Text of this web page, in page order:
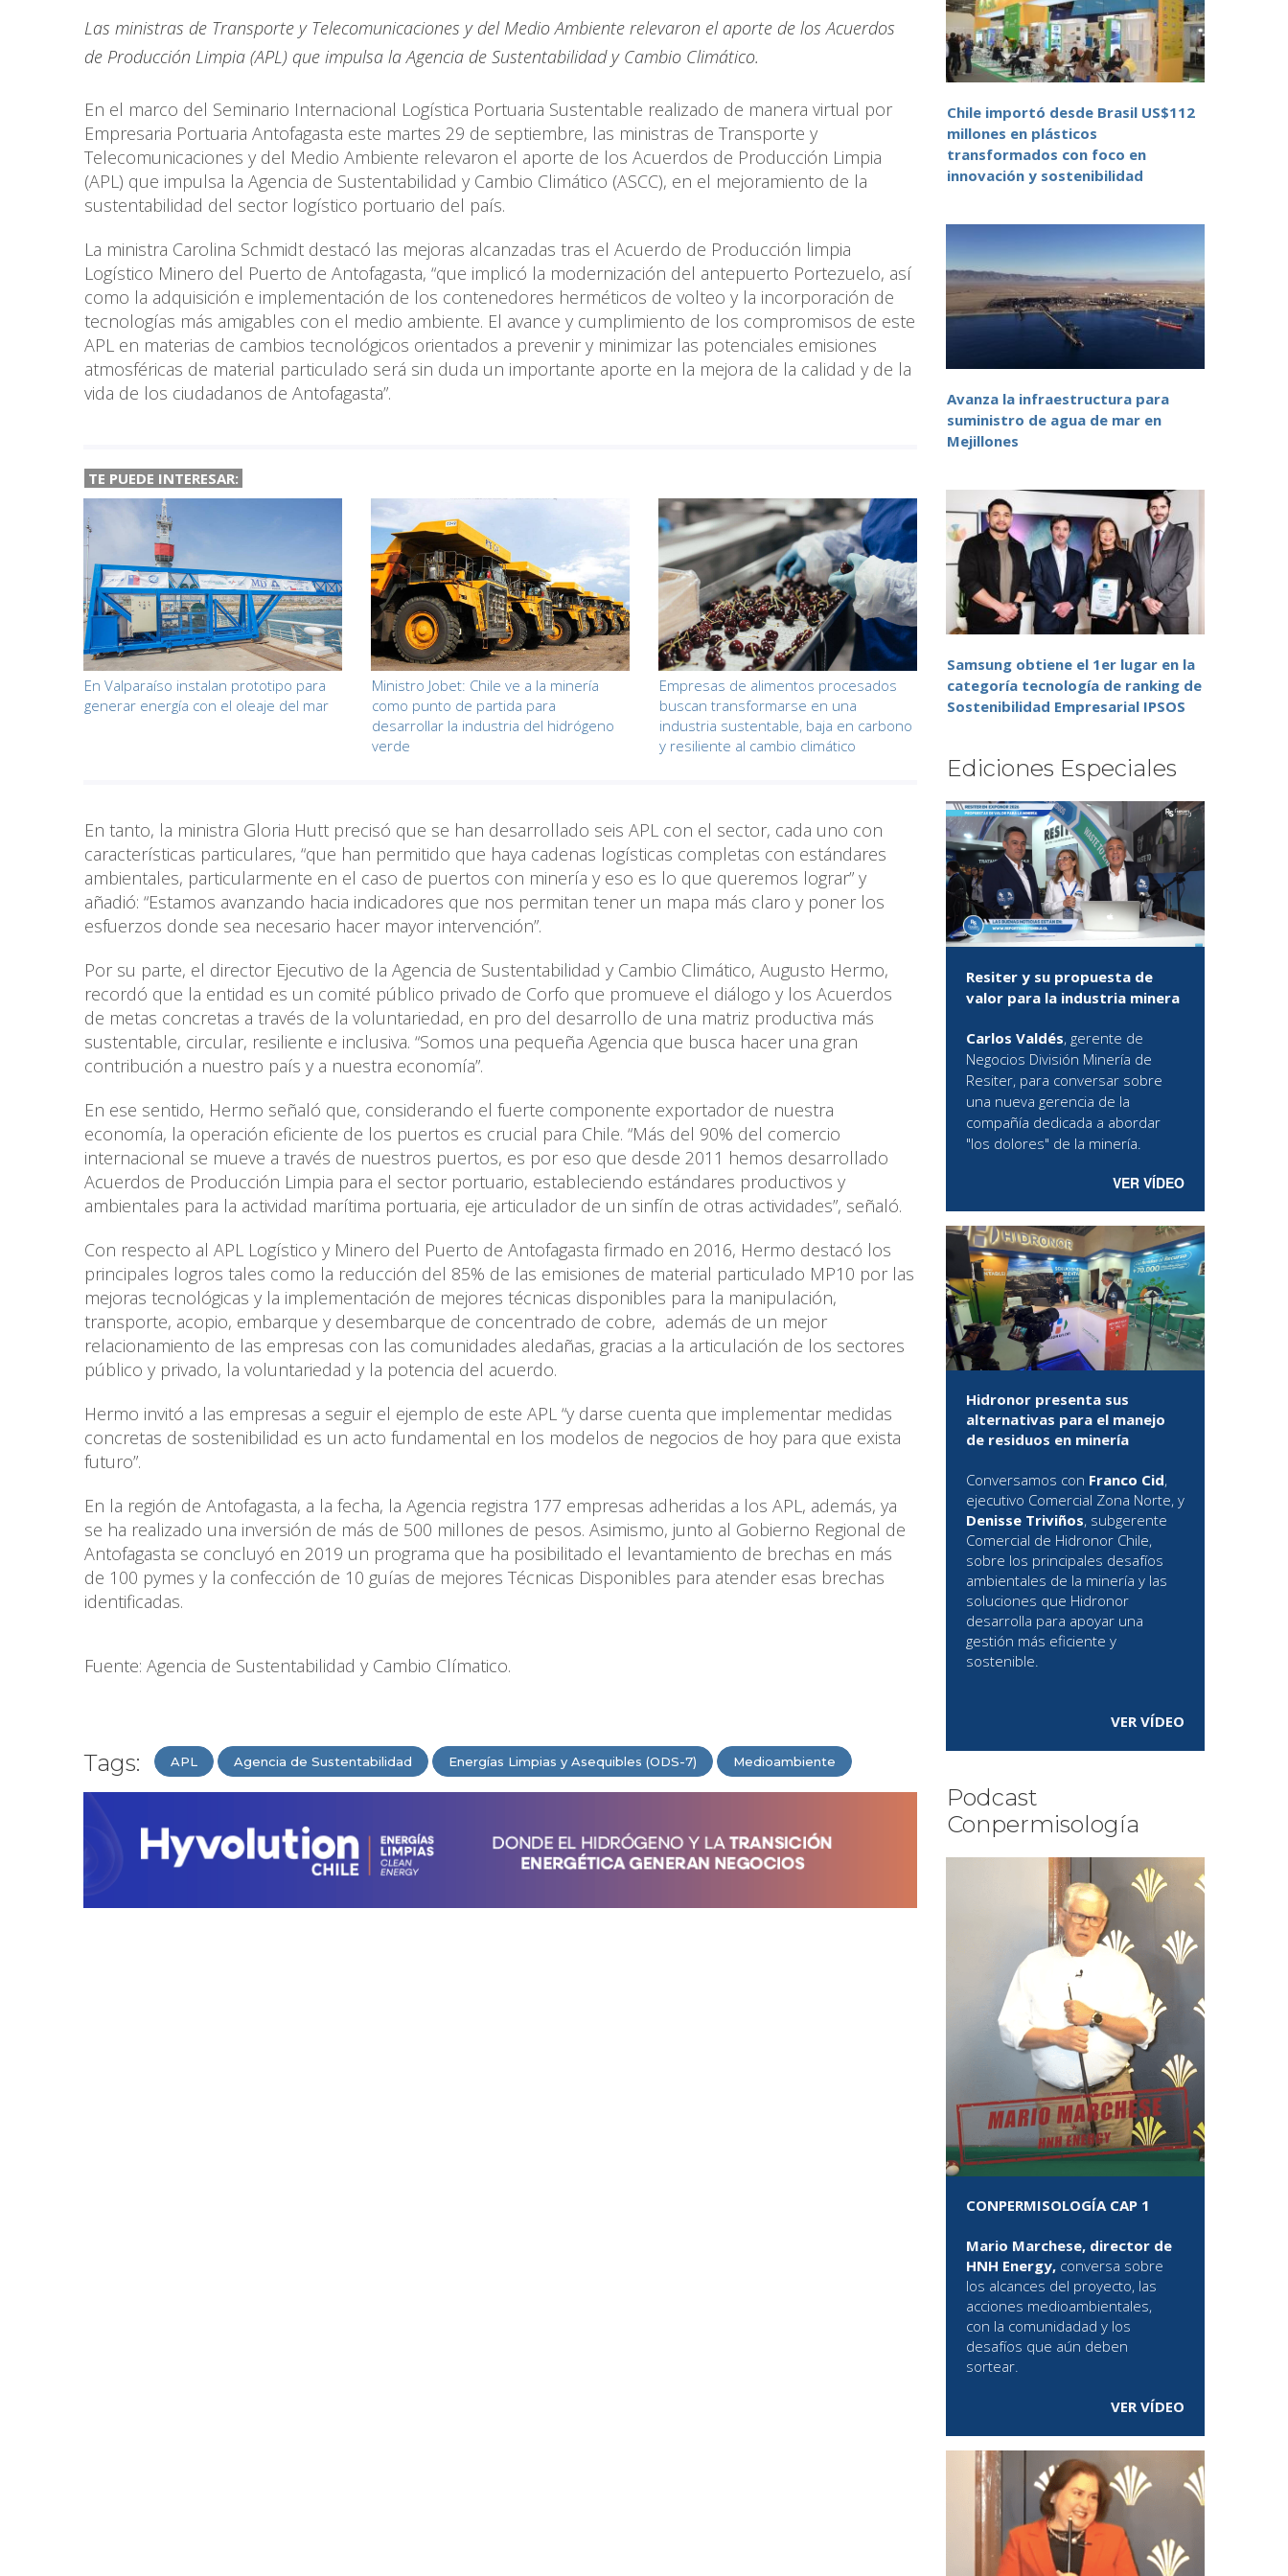
Las ministras de Transporte y Telecomunicaciones y del Medio Ambiente relevaron el aporte de los Acuerdos
de Producción Limpia (APL) que impulsa la Agencia de Sustentabilidad y Cambio Climático.
En el marco del Seminario Internacional Logística Portuaria Sustentable realizado de manera virtual por
Empresaria Portuaria Antofagasta este martes 29 de septiembre, las ministras de Transporte y
Telecomunicaciones y del Medio Ambiente relevaron el aporte de los Acuerdos de Producción Limpia
(APL) que impulsa la Agencia de Sustentabilidad y Cambio Climático (ASCC), en el mejoramiento de la
sustentabilidad del sector logístico portuario del país.
La ministra Carolina Schmidt destacó las mejoras alcanzadas tras el Acuerdo de Producción limpia
Logístico Minero del Puerto de Antofagasta, “que implicó la modernización del antepuerto Portezuelo, así
como la adquisición e implementación de los contenedores herméticos de volteo y la incorporación de
tecnologías más amigables con el medio ambiente. El avance y cumplimiento de los compromisos de este
APL en materias de cambios tecnológicos orientados a prevenir y minimizar las potenciales emisiones
atmosféricas de material particulado será sin duda un importante aporte en la mejora de la calidad y de la
vida de los ciudadanos de Antofagasta”.
TE PUEDE INTERESAR:
En Valparaíso instalan prototipo para
generar energía con el oleaje del mar
Ministro Jobet: Chile ve a la minería
como punto de partida para
desarrollar la industria del hidrógeno
verde
Empresas de alimentos procesados
buscan transformarse en una
industria sustentable, baja en carbono
y resiliente al cambio climático
En tanto, la ministra Gloria Hutt precisó que se han desarrollado seis APL con el sector, cada uno con
características particulares, “que han permitido que haya cadenas logísticas completas con estándares
ambientales, particularmente en el caso de puertos con minería y eso es lo que queremos lograr” y
añadió: “Estamos avanzando hacia indicadores que nos permitan tener un mapa más claro y poner los
esfuerzos donde sea necesario hacer mayor intervención”.
Por su parte, el director Ejecutivo de la Agencia de Sustentabilidad y Cambio Climático, Augusto Hermo,
recordó que la entidad es un comité público privado de Corfo que promueve el diálogo y los Acuerdos
de metas concretas a través de la voluntariedad, en pro del desarrollo de una matriz productiva más
sustentable, circular, resiliente e inclusiva. “Somos una pequeña Agencia que busca hacer una gran
contribución a nuestro país y a nuestra economía”.
En ese sentido, Hermo señaló que, considerando el fuerte componente exportador de nuestra
economía, la operación eficiente de los puertos es crucial para Chile. “Más del 90% del comercio
internacional se mueve a través de nuestros puertos, es por eso que desde 2011 hemos desarrollado
Acuerdos de Producción Limpia para el sector portuario, estableciendo estándares productivos y
ambientales para la actividad marítima portuaria, eje articulador de un sinfín de otras actividades”, señaló.
Con respecto al APL Logístico y Minero del Puerto de Antofagasta firmado en 2016, Hermo destacó los
principales logros tales como la reducción del 85% de las emisiones de material particulado MP10 por las
mejoras tecnológicas y la implementación de mejores técnicas disponibles para la manipulación,
transporte, acopio, embarque y desembarque de concentrado de cobre, además de un mejor
relacionamiento de las empresas con las comunidades aledañas, gracias a la articulación de los sectores
público y privado, la voluntariedad y la potencia del acuerdo.
Hermo invitó a las empresas a seguir el ejemplo de este APL “y darse cuenta que implementar medidas
concretas de sostenibilidad es un acto fundamental en los modelos de negocios de hoy para que exista
futuro”.
En la región de Antofagasta, a la fecha, la Agencia registra 177 empresas adheridas a los APL, además, ya
se ha realizado una inversión de más de 500 millones de pesos. Asimismo, junto al Gobierno Regional de
Antofagasta se concluyó en 2019 un programa que ha posibilitado el levantamiento de brechas en más
de 100 pymes y la confección de 10 guías de mejores Técnicas Disponibles para atender esas brechas
identificadas.
Fuente: Agencia de Sustentabilidad y Cambio Clímatico.
Tags: APL Agencia de Sustentabilidad Energías Limpias y Asequibles (ODS-7) Medioambiente
Chile importó desde Brasil US$112
millones en plásticos
transformados con foco en
innovación y sostenibilidad
Avanza la infraestructura para
suministro de agua de mar en
Mejillones
Samsung obtiene el 1er lugar en la
categoría tecnología de ranking de
Sostenibilidad Empresarial IPSOS
Ediciones Especiales
Resiter y su propuesta de
valor para la industria minera
Carlos Valdés, gerente de
Negocios División Minería de
Resiter, para conversar sobre
una nueva gerencia de la
compañía dedicada a abordar
"los dolores" de la minería.
VER VÍDEO
Hidronor presenta sus
alternativas para el manejo
de residuos en minería
Conversamos con Franco Cid,
ejecutivo Comercial Zona Norte, y
Denisse Triviños, subgerente
Comercial de Hidronor Chile,
sobre los principales desafíos
ambientales de la minería y las
soluciones que Hidronor
desarrolla para apoyar una
gestión más eficiente y
sostenible.
VER VÍDEO
Podcast
Conpermisología
CONPERMISOLOGÍA CAP 1
Mario Marchese, director de
HNH Energy, conversa sobre
los alcances del proyecto, las
acciones medioambientales,
con la comunidadad y los
desafíos que aún deben
sortear.
VER VÍDEO